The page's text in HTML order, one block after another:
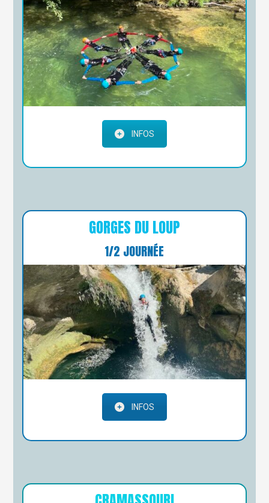
INFOS
GORGES DU LOUP
1/2 JOURNÉE
INFOS